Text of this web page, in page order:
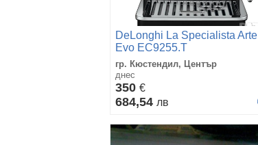
DeLonghi La Specialista Arte
Evo EC9255.T
гр. Кюстендил, Център
днес
350 €
684,54 лв